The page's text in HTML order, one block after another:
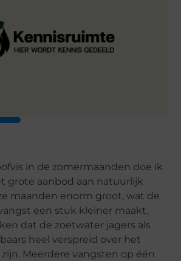
in de zomermaanden doe ik
grote aanbod aan natuurlijk
maanden enorm groot, wat de
een stuk kleiner maakt.
dat de zoetwater jagers als
heel verspreid over het
Meerdere vangsten op één